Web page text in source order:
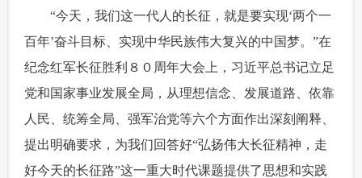
公益
富媒体 摄影 新华广播
新华电视中文 新华电视英文 返回PC
“今天，我们这一代人的长征，就是要实现‘两个一
百年’奋斗目标、实现中华民族伟大复兴的中国梦。”在
纪念红军长征胜利８０周年大会上，习近平总书记立足
党和国家事业发展全局，从理想信念、发展道路、依靠
人民、统筹全局、强军治党等六个方面作出深刻阐释、
提出明确要求，为我们回答好“弘扬伟大长征精神，走
好今天的长征路”这一重大时代课题提供了思想和实践